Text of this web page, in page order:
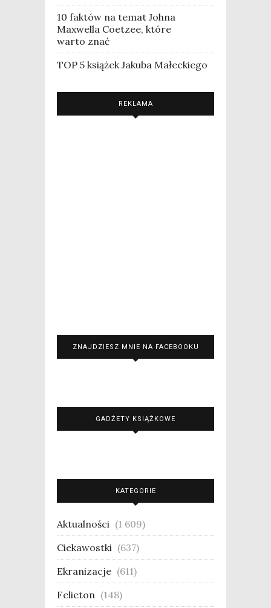
10 faktów na temat Johna
Maxwella Coetzee, które
warto znać
TOP 5 książek Jakuba Małeckiego
REKLAMA
ZNAJDZIESZ MNIE NA FACEBOOKU
GADŻETY KSIĄŻKOWE
KATEGORIE
Aktualności (1 609)
Ciekawostki (637)
Ekranizacje (611)
Felieton (148)